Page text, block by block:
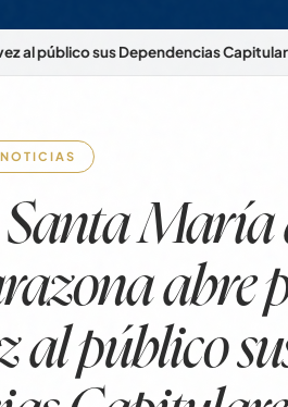
al público sus Dependencias
NOTICIAS
María
abre
al público